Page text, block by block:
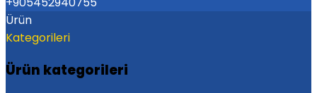
Ürün
Kategorileri
Ürün kategorileri